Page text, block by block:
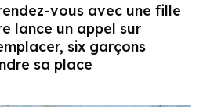
vous avec une fille
lance un appel sur
six garçons
sa place